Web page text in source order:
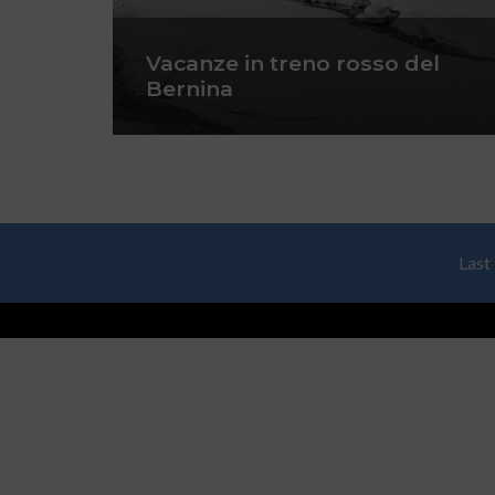
Vacanze in treno rosso del
Bernina